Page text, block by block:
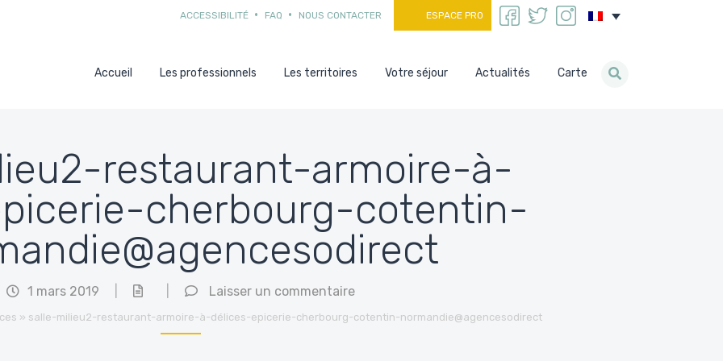
ACCESSIBILITÉ FAQ NOUS CONTACTER ESPACE PRO
Accueil Les professionnels Les territoires Votre séjour Actualités Carte
restaurant-armoire-à-
cherbourg-cotentin-
1 mars 2019 Laisser un commentaire
» salle-milieu2-restaurant-armoire-à-délices-epicerie-cherbourg-cotentin-normandie@agencesodirect